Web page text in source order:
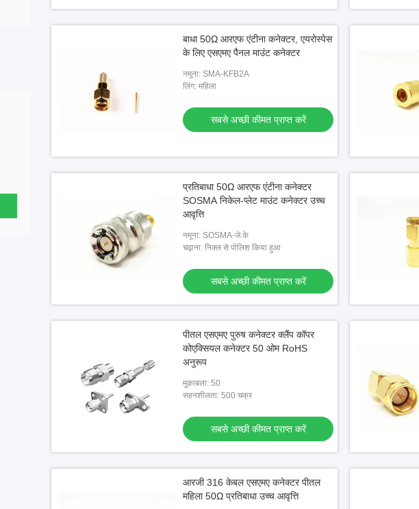
बाधा 50Ω आरएफ एंटीना कनेक्टर, एयरोस्पेस
के लिए एसएमए पैनल माउंट कनेक्टर
नमूना: SMA-KFB2A
लिंग: महिला
सबसे अच्छी कीमत प्राप्त करें
प्रतिबाधा 50Ω आरएफ एंटीना कनेक्टर
SOSMA निकेल-प्लेट माउंट कनेक्टर उच्च
आवृत्ति
नमूना: SOSMA-जे.के
चढ़ाना: निक्ल से पोलिश किया हुआ
सबसे अच्छी कीमत प्राप्त करें
पीतल एसएमए पुरुष कनेक्टर क्लैंप कॉपर
कोएक्सियल कनेक्टर 50 ओम RoHS
अनुरूप
मुक़ाबला: 50
सहनशीलता: 500 चक्र
सबसे अच्छी कीमत प्राप्त करें
आरजी 316 केबल एसएमए कनेक्टर पीतल
महिला 50Ω प्रतिबाधा उच्च आवृत्ति